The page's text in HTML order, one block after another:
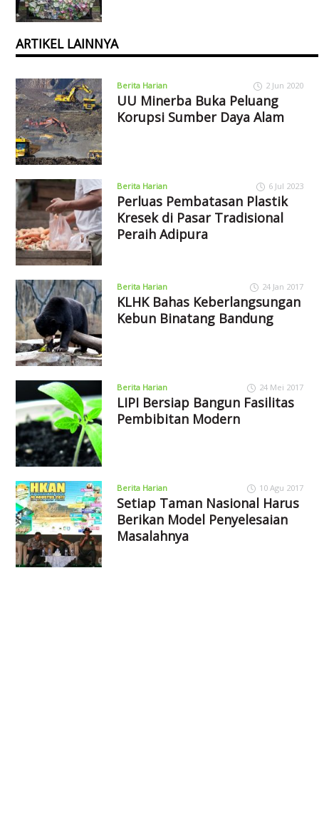
ARTIKEL LAINNYA
Berita Harian 2 Jun 2020
UU Minerba Buka Peluang
Korupsi Sumber Daya Alam
Berita Harian 6 Jul 2023
Perluas Pembatasan Plastik
Kresek di Pasar Tradisional
Peraih Adipura
Berita Harian 24 Jan 2017
KLHK Bahas Keberlangsungan
Kebun Binatang Bandung
Berita Harian 24 Mei 2017
LIPI Bersiap Bangun Fasilitas
Pembibitan Modern
Berita Harian 10 Agu 2017
Setiap Taman Nasional Harus
Berikan Model Penyelesaian
Masalahnya